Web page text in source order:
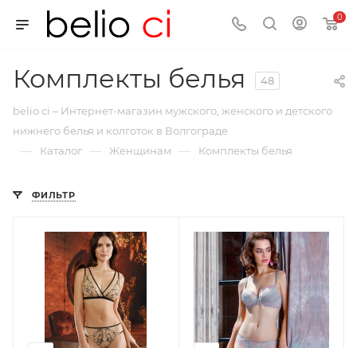
0
Комплекты белья 48
belio ci – Интернет-магазин мужского, женского и детского
нижнего белья и колготок в Волгограде
— Каталог — Женщинам — Комплекты белья
ФИЛЬТР